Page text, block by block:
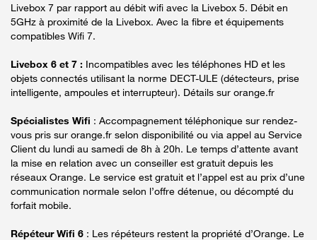
Livebox 7 par rapport au débit wifi avec la Livebox 5. Débit en
5GHz à proximité de la Livebox. Avec la fibre et équipements
compatibles Wifi 7.
Livebox 6 et 7 : Incompatibles avec les téléphones HD et les
objets connectés utilisant la norme DECT-ULE (détecteurs, prise
intelligente, ampoules et interrupteur). Détails sur orange.fr
Spécialistes Wifi : Accompagnement téléphonique sur rendez-
vous pris sur orange.fr selon disponibilité ou via appel au Service
Client du lundi au samedi de 8h à 20h. Le temps d’attente avant
la mise en relation avec un conseiller est gratuit depuis les
réseaux Orange. Le service est gratuit et l’appel est au prix d’une
communication normale selon l’offre détenue, ou décompté du
forfait mobile.
Répéteur Wifi 6 : Les répéteurs restent la propriété d’Orange. Le